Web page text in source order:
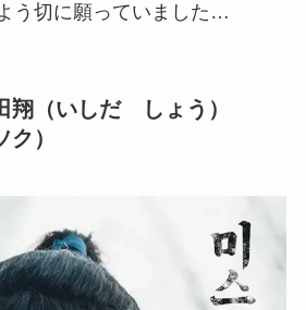
う切に願っていました…
翔（いしだ しょう）
ク）